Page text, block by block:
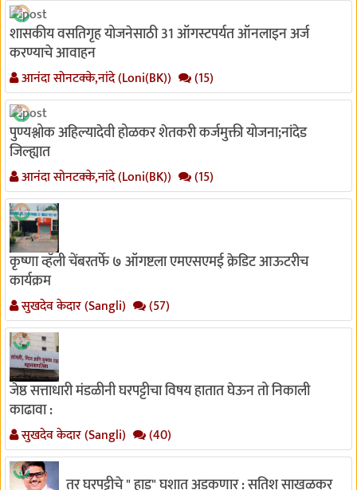
शासकीय वसतिगृह योजनेसाठी 31 ऑगस्टपर्यत ऑनलाइन अर्ज
करण्याचे आवाहन
आनंदा सोनटक्के,नांदे (Loni(BK)) (15)
पुण्यश्लोक अहिल्यादेवी होळकर शेतकरी कर्जमुक्ती योजना;नांदेड
जिल्ह्यात
आनंदा सोनटक्के,नांदे (Loni(BK)) (15)
कृष्णा व्हॅली चेंबरतर्फे ७ ऑगष्टला एमएसएमई क्रेडिट आऊटरीच
कार्यक्रम
सुखदेव केदार (Sangli) (57)
जेष्ठ सत्ताधारी मंडळीनी घरपट्टीचा विषय हातात घेऊन तो निकाली
काढावा :
सुखदेव केदार (Sangli) (40)
तर घरपट्टीचे " हाड" घशात अडकणार : सतिश साखळकर